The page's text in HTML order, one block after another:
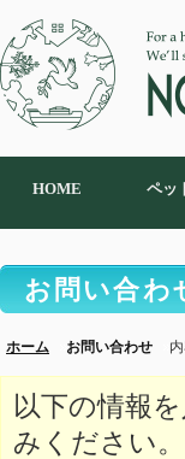
HOME ペッ
お問い合わ
ホーム お問い合わせ
以下の情報
みください。